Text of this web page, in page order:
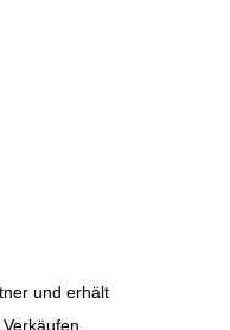
und erhält